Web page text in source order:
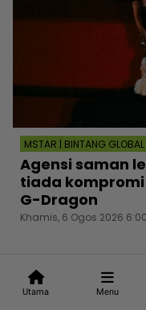
Utama Menu
MSTAR | BINTANG GLOBAL
Agensi saman
tiada
G-Dragon
Khamis, 6 Ogos 2026